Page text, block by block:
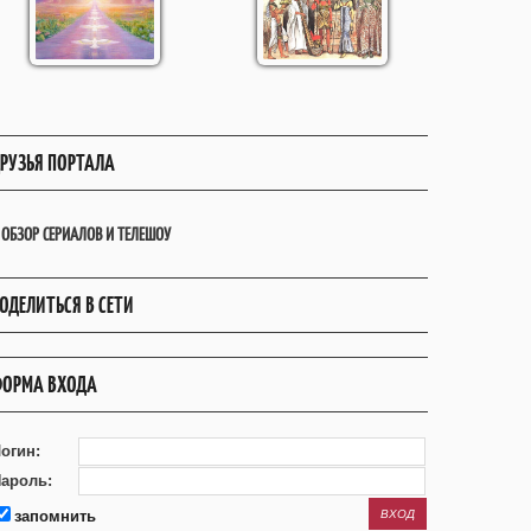
ПОРТАЛА
ОБЗОР СЕРИАЛОВ И ТЕЛЕШОУ
В СЕТИ
ВХОДА
запомнить